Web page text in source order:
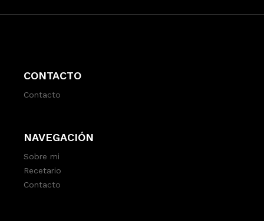
CONTACTO
Contacto
NAVEGACIÓN
Sobre mi
Recetario
Contacto